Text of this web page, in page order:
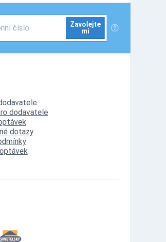
Zavolejte
mi
dodavatele
dotazy